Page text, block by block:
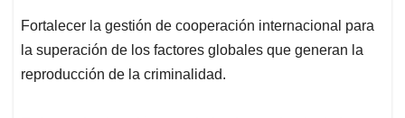
Fortalecer la gestión de cooperación internacional para
la superación de los factores globales que generan la
reproducción de la criminalidad.